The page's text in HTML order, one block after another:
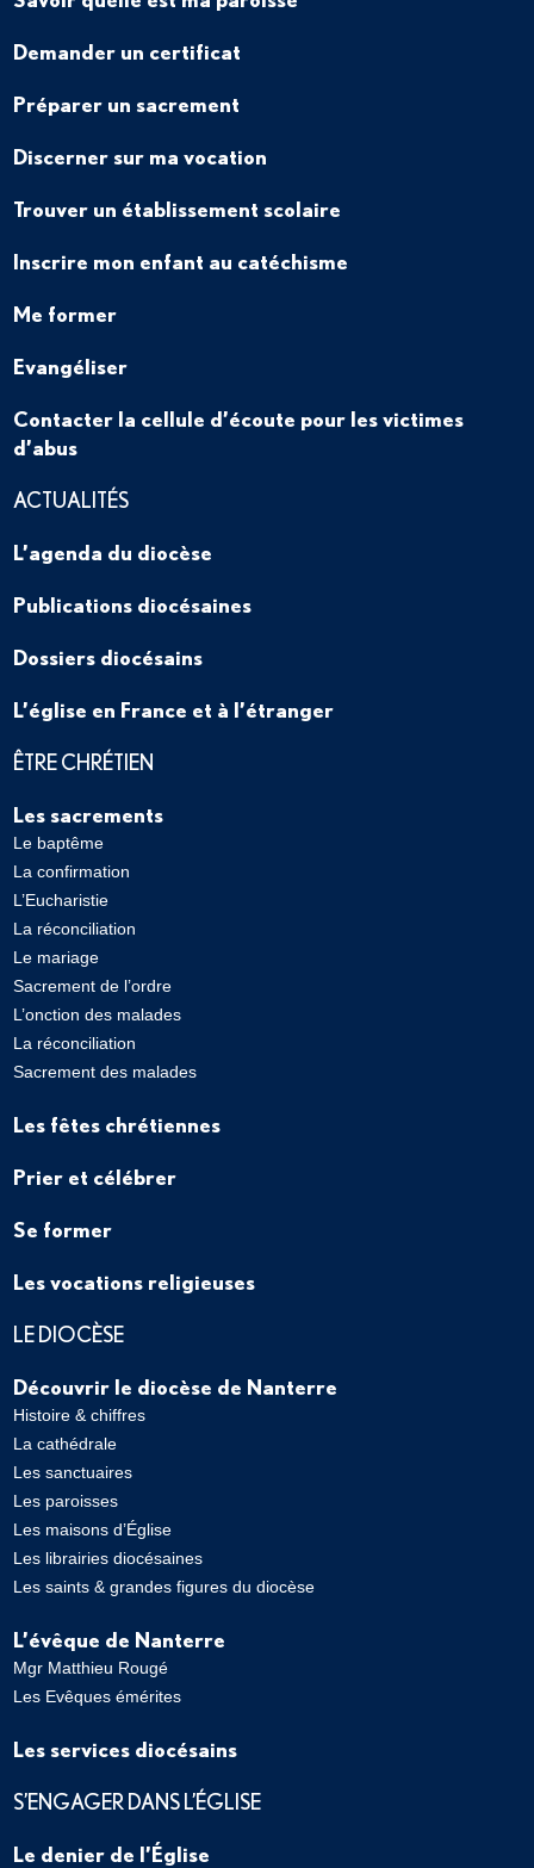
Demander un certificat
Préparer un sacrement
Discerner sur ma vocation
Trouver un établissement scolaire
Inscrire mon enfant au catéchisme
Me former
Evangéliser
Contacter la cellule d’écoute pour les victimes
d’abus
ACTUALITÉS
L’agenda du diocèse
Publications diocésaines
Dossiers diocésains
L’église en France et à l’étranger
ÊTRE CHRÉTIEN
Les sacrements
Le baptême
La confirmation
L’Eucharistie
La réconciliation
Le mariage
Sacrement de l’ordre
L’onction des malades
La réconciliation
Sacrement des malades
Les fêtes chrétiennes
Prier et célébrer
Se former
Les vocations religieuses
LE DIOCÈSE
Découvrir le diocèse de Nanterre
Histoire & chiffres
La cathédrale
Les sanctuaires
Les paroisses
Les maisons d’Église
Les librairies diocésaines
Les saints & grandes figures du diocèse
L’évêque de Nanterre
Mgr Matthieu Rougé
Les Evêques émérites
Les services diocésains
S’ENGAGER DANS L’ÉGLISE
Le denier de l’Église